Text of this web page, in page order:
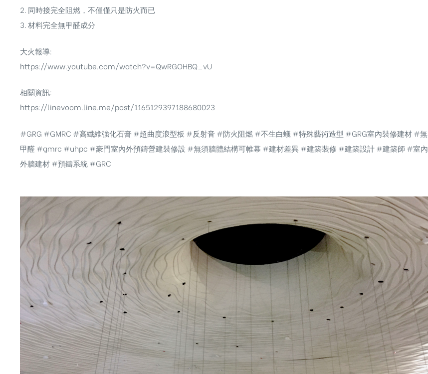
2. 同時接完全阻燃，不僅僅只是防火而已
3. 材料完全無甲醛成分
大火報導:
https://www.youtube.com/watch?v=QwRGOHBQ_vU
相關資訊:
https://linevoom.line.me/post/1165129397188680023
#GRG #GMRC #高纖維強化石膏 #超曲度浪型板 #反射音#防火阻燃#不生白蟻 #特殊藝術造型 #GRG室內裝修建材#無
甲醛 #gmrc #uhpc #豪門室內外預鑄營建裝修設 #無須牆體結構可帷幕 #建材差異 #建築裝修 #建築設計 #建築師 #室內
外牆建材 #預鑄系統 #GRC